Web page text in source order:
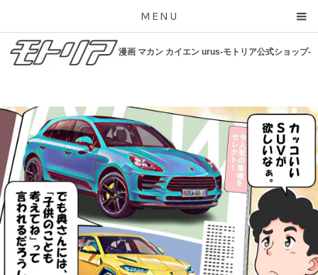
MENU
漫画 マカン カイエン urus-モトリア公式ショップ-